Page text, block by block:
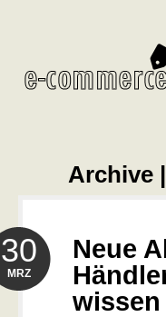
Archive
Neue
30
MRZ